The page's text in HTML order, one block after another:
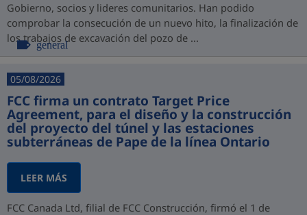
Gobierno, socios y lideres comunitarios. Han podido
comprobar la consecución de un nuevo hito, la finalización de
los trabajos de excavación del pozo de ...
general
05/08/2026
FCC firma un contrato Target Price
Agreement, para el diseño y la construcción
del proyecto del túnel y las estaciones
subterráneas de Pape de la línea Ontario
LEER MÁS
FCC Canada Ltd, filial de FCC Construcción, firmó el 1 de